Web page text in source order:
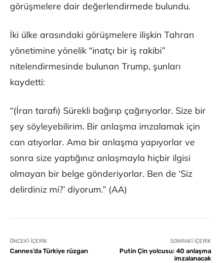
görüşmelere dair değerlendirmede bulundu.
İki ülke arasındaki görüşmelere ilişkin Tahran
yönetimine yönelik “inatçı bir iş rakibi”
nitelendirmesinde bulunan Trump, şunları
kaydetti:
“(İran tarafı) Sürekli bağırıp çağırıyorlar. Size bir
şey söyleyebilirim. Bir anlaşma imzalamak için
can atıyorlar. Ama bir anlaşma yapıyorlar ve
sonra size yaptığınız anlaşmayla hiçbir ilgisi
olmayan bir belge gönderiyorlar. Ben de ‘Siz
delirdiniz mi?’ diyorum.” (AA)
ÖNCEKI İÇERIK
Cannes’da Türkiye rüzgarı
SONRAKI İÇERIK
Putin Çin yolcusu: 40 anlaşma
imzalanacak